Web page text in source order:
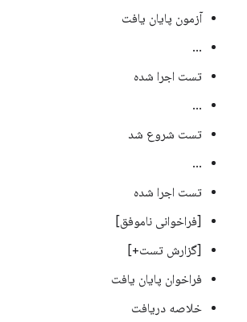
آزمون پایان یافت
...
تست اجرا شده
...
تست شروع شد
...
تست اجرا شده
[فراخوانی ناموفق]
[گزارش تست+]
فراخوان پایان یافت
خلاصه دریافت